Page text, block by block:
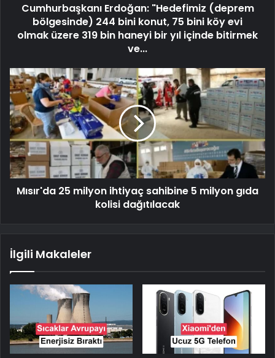
Cumhurbaşkanı Erdoğan: "Hedefimiz (deprem
bölgesinde) 244 bini konut, 75 bini köy evi
olmak üzere 319 bin haneyi bir yıl içinde bitirmek
ve...
Mısır'da 25 milyon ihtiyaç sahibine 5 milyon gıda
kolisi dağıtılacak
İlgili Makaleler